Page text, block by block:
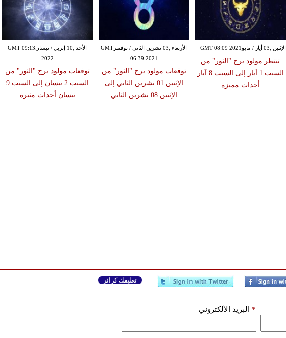
الأحد ,10 إبريل / نيسانGMT 09:13
2022
توقعات مولود برج "الثور" من
السبت 2 نيسان إلى السبت 9
نيسان أحداث مثيرة
الأربعاء ,03 تشرين الثاني / نوفمبرGMT
06:39 2021
توقعات مولود برج "الثور" من
الإثنين 01 تشرين الثاني إلى
الإثنين 08 تشرين الثاني
الإثنين ,03 أيار / مايوGMT 08:09 2021
تنتظر مولود برج "الثور" من
السبت 1 آيار إلى السبت 8 آيار
أحداث مميزة
تعليقك كزائر
البريد الألكتروني *